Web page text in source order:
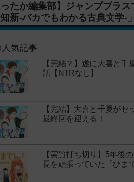
ったか編集部】ジャンププラ
新-バカでもわかる古典文学-
気記事
【完結？】遂に大喜と
話【NTRなし】
【完結】大喜と千夏が
最終回を迎える！
【実質打ち切り】5年後
長を頑張っていた『ひま